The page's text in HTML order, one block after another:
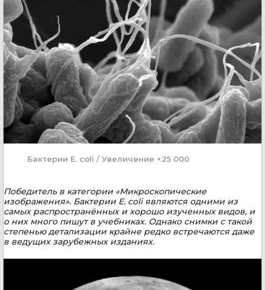
Бактерии E. coli / Увеличение ×25 000
Победитель в категории «Микроскопические
изображения». Бактерии E. coli являются одними из
самых распространённых и хорошо изученных видов, и
о них много пишут в учебниках. Однако снимки с такой
степенью детализации крайне редко встречаются даже
в ведущих зарубежных изданиях.